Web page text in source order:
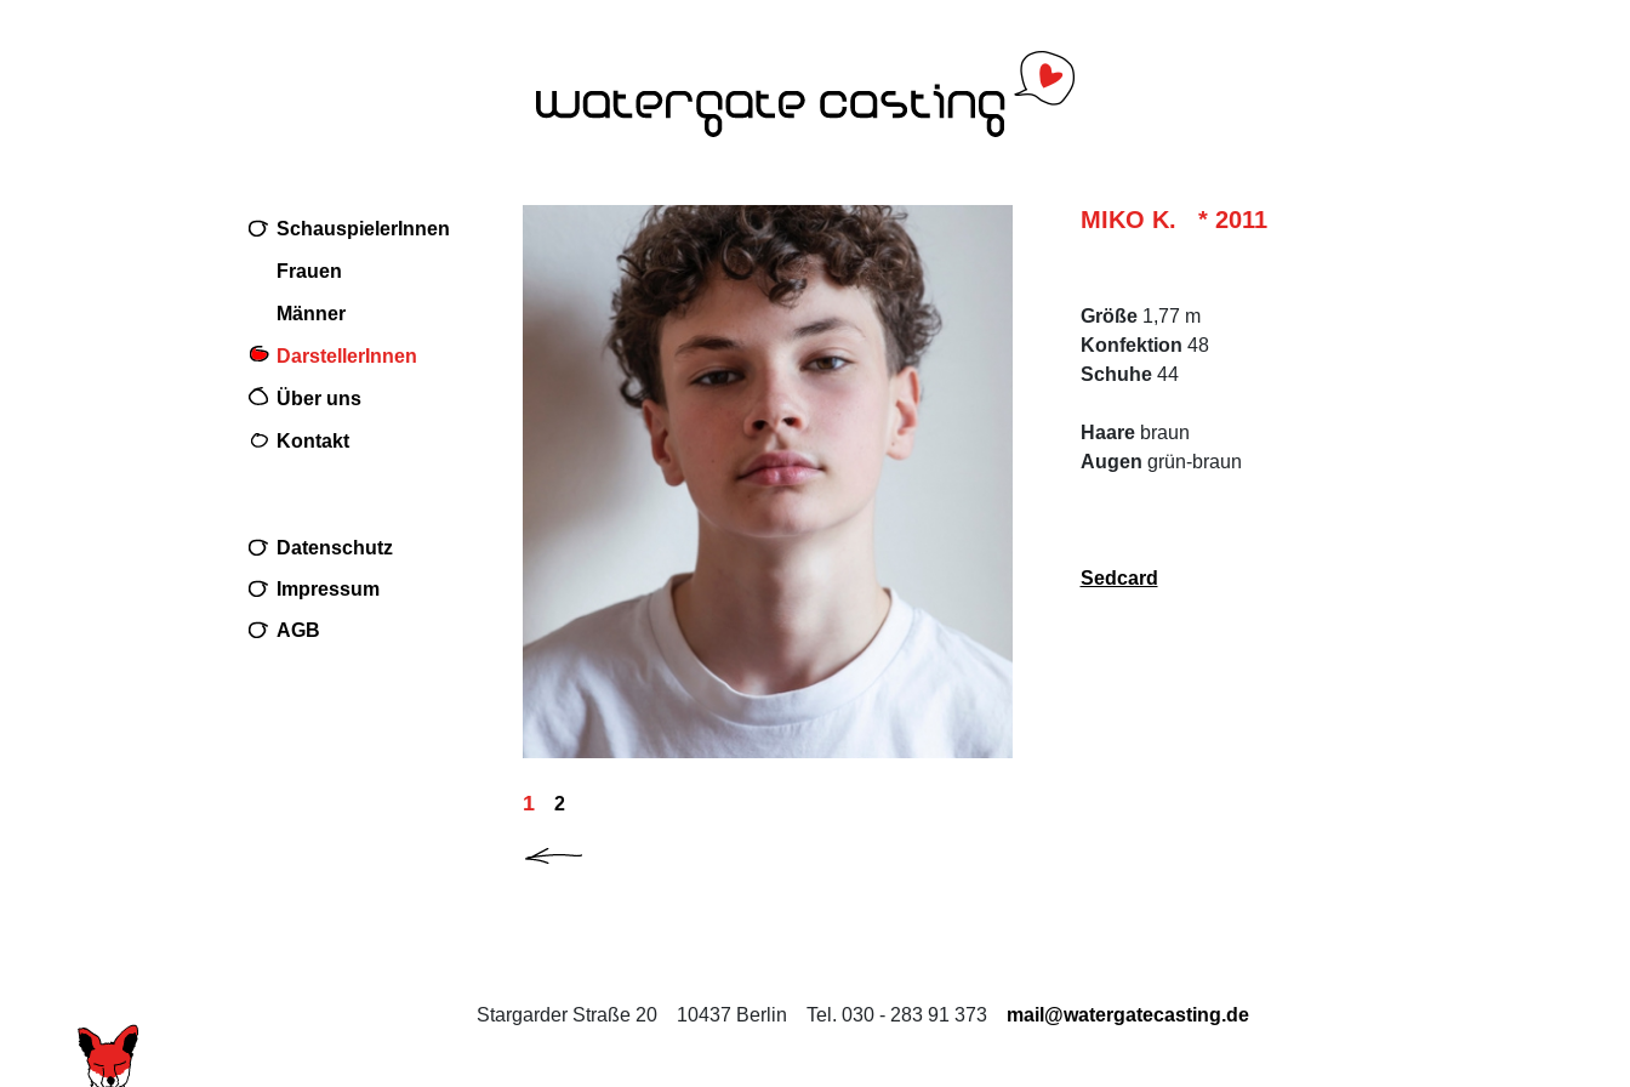
SchauspielerInnen
Frauen
Männer
DarstellerInnen
Über uns
Kontakt
Datenschutz
Impressum
AGB
1 2
MIKO K. * 2011
Größe1,77 m
Konfektion 48
Schuhe44
Haarebraun
Augen grün-braun
Sedcard
Stargarder Straße 20 10437 Berlin Tel. 030 - 283 91 373 mail@watergatecasting.de